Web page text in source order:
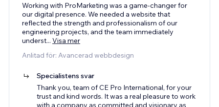
Working with ProMarketing was a game-changer for
our digital presence. We needed a website that
reflected the strength and professionalism of our
engineering projects, and the team immediately
underst... Visa mer
Anlitad för: Avancerad webbdesign
Specialistens svar
Thank you, team of CE Pro International, for your
trust and kind words. It was a real pleasure to work
with a company as committed and visionary as